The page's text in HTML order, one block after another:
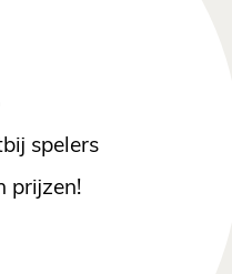
spelers
prijzen!